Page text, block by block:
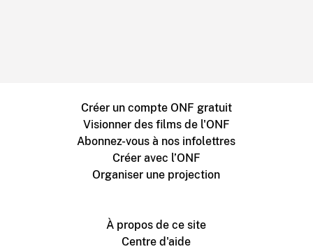
Créer un compte ONF gratuit
Visionner des films de l'ONF
Abonnez-vous à nos infolettres
Créer avec l’ONF
Organiser une projection
À propos de ce site
Centre d'aide